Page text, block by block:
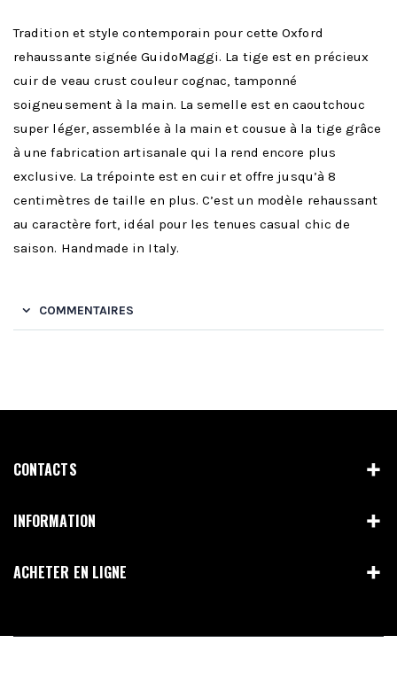
Tradition et style contemporain pour cette Oxford
rehaussante signée GuidoMaggi. La tige est en précieux
cuir de veau crust couleur cognac, tamponné
soigneusement à la main. La semelle est en caoutchouc
super léger, assemblée à la main et cousue à la tige grâce
à une fabrication artisanale qui la rend encore plus
exclusive. La trépointe est en cuir et offre jusqu’à 8
centimètres de taille en plus. C’est un modèle rehaussant
au caractère fort, idéal pour les tenues casual chic de
saison. Handmade in Italy.
COMMENTAIRES
CONTACTS
INFORMATION
ACHETER EN LIGNE